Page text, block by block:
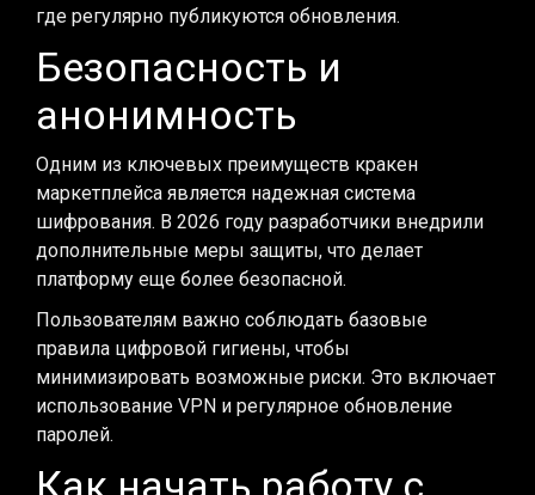
где регулярно публикуются обновления.
Безопасность и
анонимность
Одним из ключевых преимуществ кракен
маркетплейса является надежная система
шифрования. В 2026 году разработчики внедрили
дополнительные меры защиты, что делает
платформу еще более безопасной.
Пользователям важно соблюдать базовые
правила цифровой гигиены, чтобы
минимизировать возможные риски. Это включает
использование VPN и регулярное обновление
паролей.
Как начать работу с